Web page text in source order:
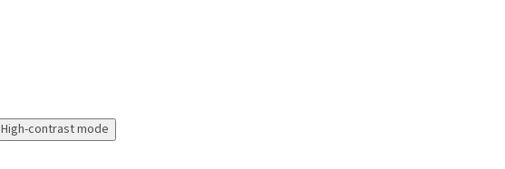
High-contrast mode